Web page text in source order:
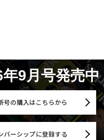
9月号発売中
号の購入はこちらから
バーシップに登録する